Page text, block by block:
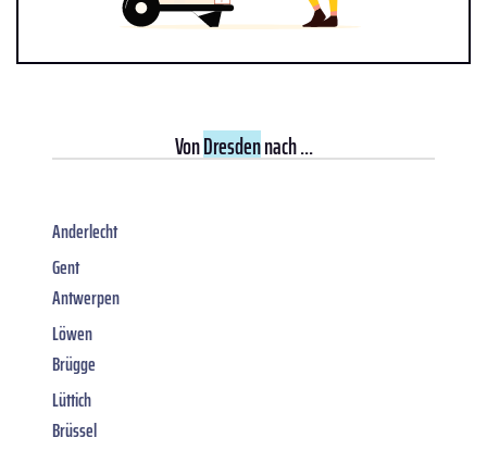
VonDresdennach ...
Anderlecht
Gent
Antwerpen
Löwen
Brügge
Lüttich
Brüssel